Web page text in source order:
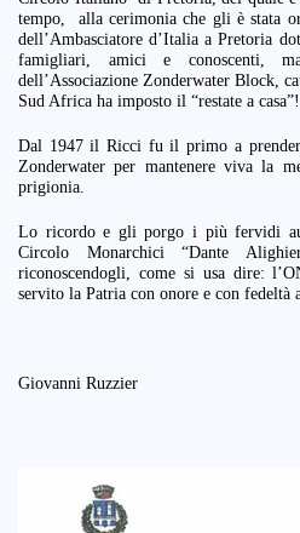
tempo, alla cerimonia che gli è stata
dell’Ambasciatore d’Italia a Pretoria
famigliari, amici e conoscenti,
dell’Associazione Zonderwater Block,
Sud Africa ha imposto il “restate a casa”!
Dal 1947 il Ricci fu il primo a
Zonderwater per mantenere viva la
prigionia.
Lo ricordo e gli porgo i più fervidi
Circolo Monarchici “Dante
riconoscendogli, come si usa dire:
servito la Patria con onore e con fedeltà
Giovanni Ruzzier